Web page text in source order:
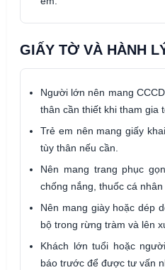
GIẤY TỜ VÀ HÀNH
Người lớn nên mang
thân cần thiết khi tham gia
Trẻ em nên mang giấy
tùy thân nếu cần.
Nên mang trang phục
chống nắng, thuốc cá
Nên mang giày hoặc dép
bộ trong rừng tràm và lên
Khách lớn tuổi hoặc
báo trước để được tư vấn